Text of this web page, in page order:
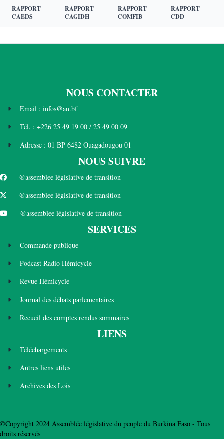
RAPPORT
CAEDS
RAPPORT
CAGIDH
RAPPORT
COMFIB
RAPPORT
CDD
NOUS CONTACTER
Email : infos@an.bf
Tél. : +226 25 49 19 00 / 25 49 00 09
Adresse : 01 BP 6482 Ouagadougou 01
NOUS SUIVRE
@assemblee législative de transition
@assemblee législative de transition
@assemblee législative de transition
SERVICES
Commande publique
Podcast Radio Hémicycle
Revue Hémicycle
Journal des débats parlementaires
Recueil des comptes rendus sommaires
LIENS
Téléchargements
Autres liens utiles
Archives des Lois
©Copyright 2024 Assemblée législative du peuple du Burkina Faso - Tous
droits réservés